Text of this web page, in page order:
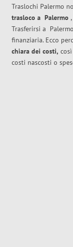
Traslochi Palermo
trasloco a Palermo
Trasferirsi a Palermo
finanziaria. Ecco
chiara dei costi,
costi nascosti o